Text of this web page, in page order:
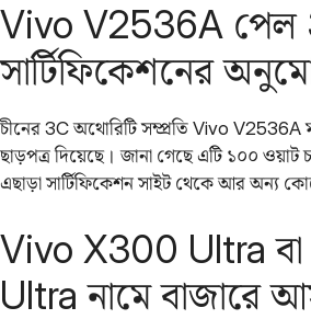
Vivo V2536A পেল
সার্টিফিকেশনের
চীনের 3C অথোরিটি সম্প্রতি Vivo V2536A
ছাড়পত্র দিয়েছে। জানা গেছে এটি ১০০ ওয়াট
এছাড়া সার্টিফিকেশন সাইট থেকে আর অন্য
Vivo X300 Ultra
Ultra নামে বাজারে